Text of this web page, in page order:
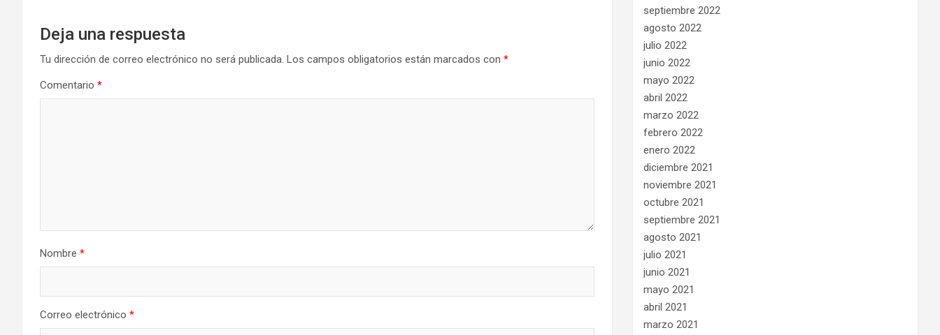
Deja una respuesta
Tu dirección de correo electrónico no será publicada. Los campos obligatorios están marcados con *
Comentario *
Nombre *
Correo electrónico *
septiembre 2022
agosto 2022
julio 2022
junio 2022
mayo 2022
abril 2022
marzo 2022
febrero 2022
enero 2022
diciembre 2021
noviembre 2021
octubre 2021
septiembre 2021
agosto 2021
julio 2021
junio 2021
mayo 2021
abril 2021
marzo 2021